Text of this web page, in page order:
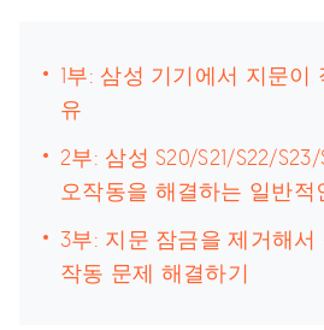
1부: 삼성 기기에서 지문이
유
2부: 삼성 S20/S21/S22/
오작동을 해결하는 일반적
3부: 지문 잠금을 제거해서
작동 문제 해결하기